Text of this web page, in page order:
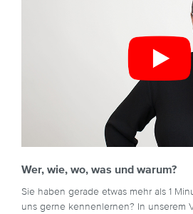
Wer, wie, wo, was und warum?
Sie haben gerade etwas mehr als 1
uns gerne kennenlernen? In unserem